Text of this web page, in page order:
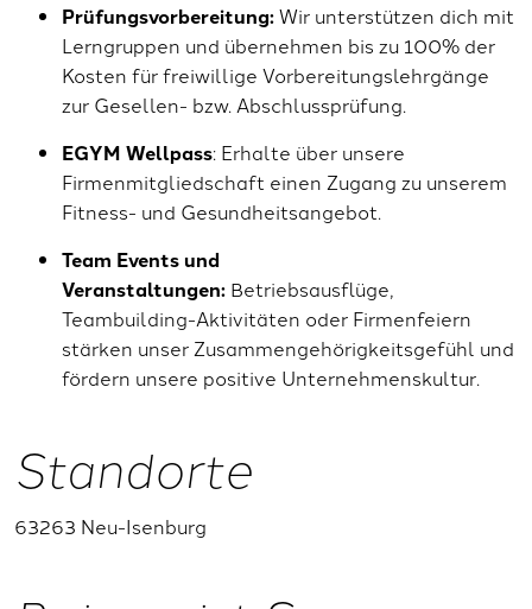
Prüfungsvorbereitung:Wir unterstützen dich mit
Lerngruppen und übernehmen bis zu 100% der
Kosten für freiwillige Vorbereitungslehrgänge
zur Gesellen- bzw. Abschlussprüfung.
EGYM Wellpass: Erhalte über unsere
Firmenmitgliedschaft einen Zugang zu unserem
Fitness- und Gesundheitsangebot.
Team Events und
Veranstaltungen: Betriebsausflüge,
Teambuilding-Aktivitäten oder Firmenfeiern
stärken unser Zusammengehörigkeitsgefühl und
fördern unsere positive Unternehmenskultur.
Standorte
63263 Neu-Isenburg